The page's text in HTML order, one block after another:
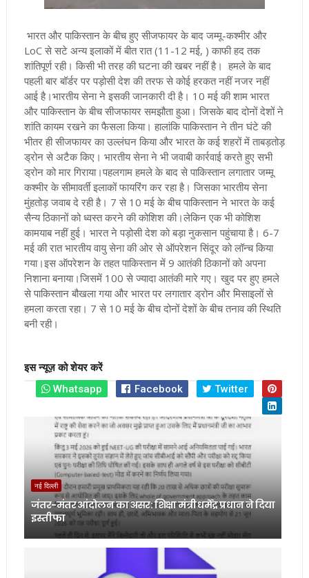
भारत और पाकिस्तान के बीच हुए सीजफायर के बाद जम्मू-कश्मीर और
LoC से सटे अन्य इलाकों में बीत रात (11-12 मई, ) काफी हद तक
शांतिपूर्ण रही। किसी भी तरह की घटना की खबर नहीं है। हमले के बाद
पहली बार बॉर्डर पर पड़ोसी देश की तरफ से कोई हरकत नहीं नजर नहीं
आई है।भारतीय सेना ने इसकी जानकारी दी है। 10 मई की शाम भारत
और पाकिस्तान के बीच सीजफायर समझौता हुआ। जिसके बाद दोनों देशों ने
शांति कायम रखने का फैसला किया। हालांकि पाकिस्तान ने तीन घंटे की
भीतर ही सीजफायर का उल्लंघन किया और भारत के कई शहरों में ताबड़तोड़
ड्रोन से अटैक किए। भारतीय सेना ने भी जवाबी कार्रवाई करते हुए सभी
ड्रोन को मार गिराया।पहलगाम हमले के बाद से पाकिस्तान लगातार जम्मू
कश्मीर के सीमावर्ती इलाकों फायरिंग कर रहा है। जिसका भारतीय सेना
मुंहतोड़ जवाब दे रही है। 7 से 10 मई के बीच पाकिस्तान ने भारत के कई
सैन्य ठिकानों को ध्वस्त करने की कोशिश की।लेकिन एक भी कोशिश
कामयाब नहीं हुई। भारत ने पड़ोसी देश को बड़ा नुकसान पहुंचाया है। 6-7
मई की रात भारतीय वायु सेना की ओर से ऑपरेशन सिंदूर को लॉन्च किया
गया।इस ऑपरेशन के तहत पाकिस्तान में 9 आतंकी ठिकानों को अपना
निशाना बनाया।जिसमें 100 से ज्यादा आतंकी मारे गए। खुद पर हुए हमले
से पाकिस्तान बौखला गया और भारत पर लगातार ड्रोन और मिसाइलों से
हमला करता रहा। 7 से 10 मई के बीच दोनों देशों के बीच तनाव की स्थिति
बनी रही।
इस न्यूज़ को शेयर करें
Whatsapp
Facebook Twitter
नई दिल्ली
जंतर-मंतर आंदोलन का असर: शिक्षा मंत्री धर्मेंद्र प्रधान ने दिया
इस्तीफा